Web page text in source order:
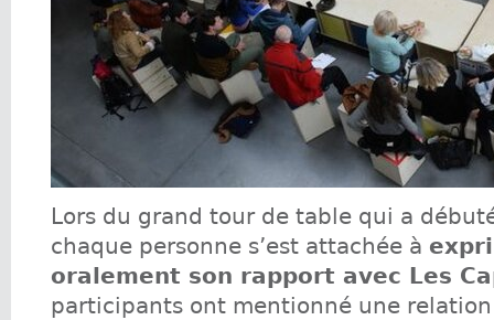
Lors du grand tour de table qui a
chaque personne s’est attachée à
oralement son rapport avec Les
participants ont mentionné une